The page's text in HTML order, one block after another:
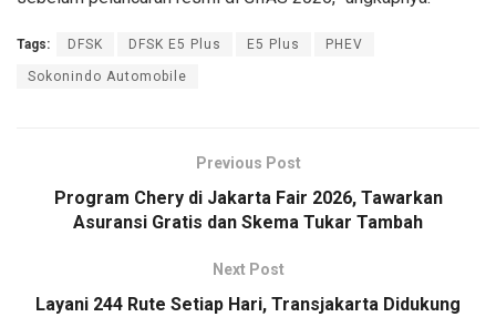
Tags: DFSK DFSK E5 Plus E5 Plus PHEV
Sokonindo Automobile
Previous Post
Program Chery di Jakarta Fair 2026, Tawarkan
Asuransi Gratis dan Skema Tukar Tambah
Next Post
Layani 244 Rute Setiap Hari, Transjakarta Didukung